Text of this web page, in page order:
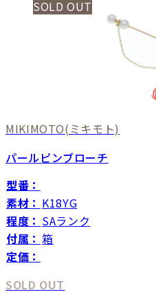
SOLD OUT
MIKIMOTO(ミキモト)
パールピンブローチ
型番：
素材： K18YG
程度： SAランク
付属： 箱
定価：
SOLD OUT